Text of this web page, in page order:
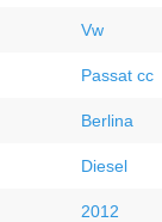
Vw
Passat cc
Berlina
Diesel
2012